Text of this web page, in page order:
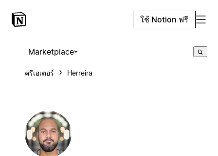
ใช้ Notion ฟรี
Marketplace
ครีเอเตอร์ Herreira